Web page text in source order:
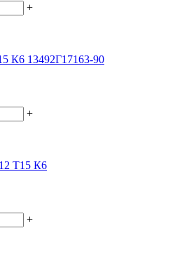
+
К6 13492Г17163-90
+
Т15 К6
+